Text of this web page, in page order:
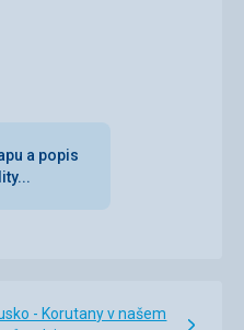
a popis
- Korutany v našem